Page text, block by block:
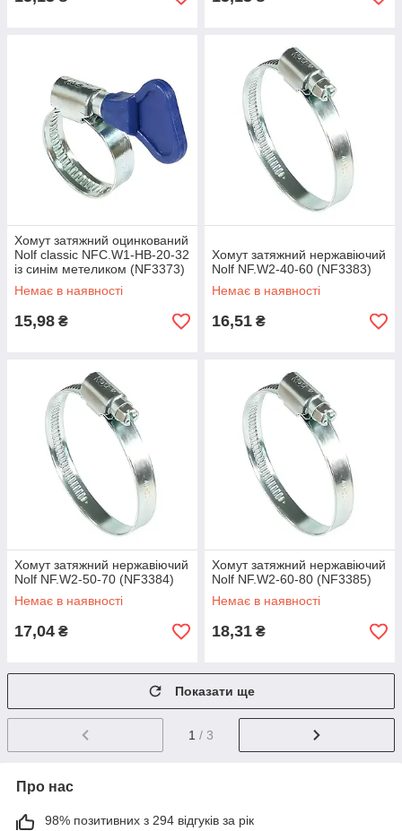
Хомут затяжний оцинкований
Nolf classic NFC.W1-HB-20-32
із синім метеликом (NF3373)
Немає в наявності
15,98 ₴
Хомут затяжний нержавіючий
Nolf NF.W2-40-60 (NF3383)
Немає в наявності
16,51 ₴
Хомут затяжний нержавіючий
Nolf NF.W2-50-70 (NF3384)
Немає в наявності
17,04 ₴
Хомут затяжний нержавіючий
Nolf NF.W2-60-80 (NF3385)
Немає в наявності
18,31 ₴
Показати ще
1 / 3
Про нас
98% позитивних з 294 відгуків за рік